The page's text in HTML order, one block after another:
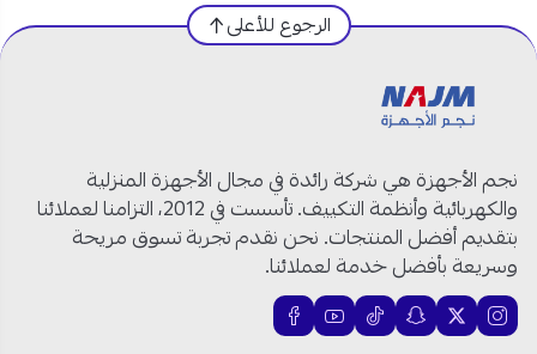
الرجوع للأعلى
نجم الأجهزة هي شركة رائدة في مجال الأجهزة المنزلية
والكهربائية وأنظمة التكييف. تأسست في 2012، التزامنا لعملائنا
بتقديم أفضل المنتجات. نحن نقدم تجربة تسوق مريحة
وسريعة بأفضل خدمة لعملائنا.